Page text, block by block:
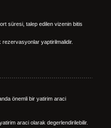
süresi, talep edilen vizenin bitis
yaptirilmalidir.
önemli bir yatirim araci
araci olarak degerlendirilebilir.